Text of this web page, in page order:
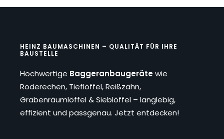
HEINZ BAUMASCHINEN – QUALITÄT FÜR IHRE
BAUSTELLE
Hochwertige Baggeranbaugerätewie
Roderechen, Tieflöffel, Reißzahn,
Grabenräumlöffel & Sieblöffel – langlebig,
effizient und passgenau. Jetzt entdecken!